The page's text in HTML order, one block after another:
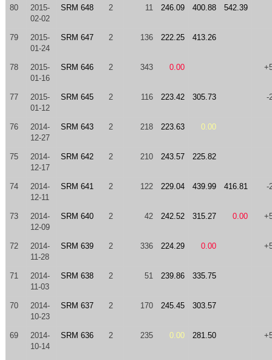
80
2015-
02-02
SRM 648 2 11 246.09 400.88 542.39
79
2015-
01-24
SRM 647 2 136 222.25 413.26
78
2015-
01-16
SRM 646 2 343 0.00
77
2015-
01-12
SRM 645 2 116 223.42 305.73 -
76
2014-
12-27
SRM 643 2 218 223.63 0.00
75
2014-
12-17
SRM 642 2 210 243.57 225.82
74
2014-
12-11
SRM 641 2 122 229.04 439.99 416.81 -
73
2014-
12-09
SRM 640 2 42 242.52 315.27 0.00
72
2014-
11-28
SRM 639 2 336 224.29 0.00
71
2014-
11-03
SRM 638 2 51 239.86 335.75
70
2014-
10-23
SRM 637 2 170 245.45 303.57
69
2014-
10-14
SRM 636 2 235 0.00 281.50